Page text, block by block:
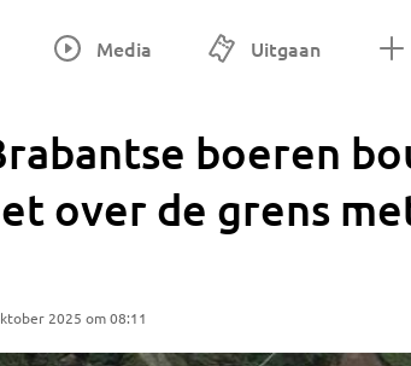
Media Uitgaan
boeren
over de grens
2025 om 08:11